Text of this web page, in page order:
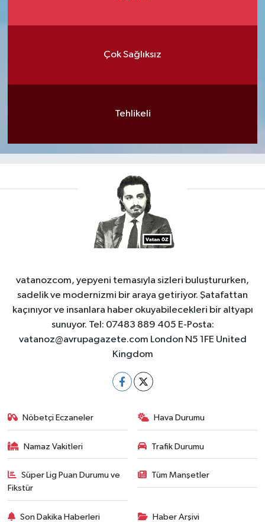
Çok Sağlıksız
Tehlikeli
vatanozcom, yepyeni temasıyla sizleri buluştururken,
sadelik ve modernizmi bir araya getiriyor. Şatafattan
kaçınıyor ve insanlara haber okuyabilecekleri bir altyapı
sunuyor. Tel: 07483 889 405 E-Posta:
vatanoz@avrupagazete.com London N5 1FE United
Kingdom
Nöbetçi Eczaneler Hava Durumu
Namaz Vakitleri Trafik Durumu
Süper Lig Puan Durumu ve
Fikstür
Tüm Manşetler
Son Dakika Haberleri Haber Arşivi